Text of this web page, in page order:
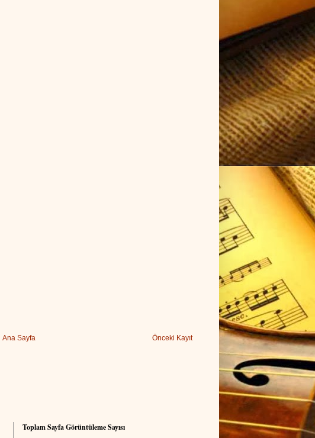
Önceki Kayıt
Ana Sayfa
Toplam Sayfa Görüntüleme Sayısı